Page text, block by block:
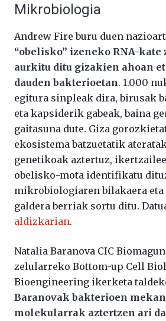
Mikrobiologia
Andrew Fire buru duen
“obelisko” izeneko RNA-
aurkitu ditu gizakien ahoan
dauden bakterioetan. 1.000
egitura sinpleak dira, birusak
eta kapsiderik gabeak, baina
gaitasuna dute. Giza
ekosistema batzuetatik
genetikoak aztertuz,
obelisko-mota identifikatu
mikrobiologiaren bilakaera
galdera berriak sortu ditu.
aldizkarian.
Natalia Baranova CIC
zelularreko Bottom-up Cell
Bioengineering ikerketa
Baranovak bakterioen
molekularrak aztertzen ari